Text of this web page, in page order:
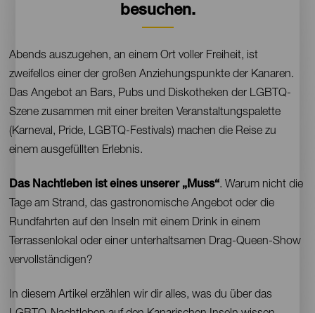
besuchen.
Contenido
Abends auszugehen, an einem Ort voller Freiheit, ist
zweifellos einer der großen Anziehungspunkte der Kanaren.
Das Angebot an Bars, Pubs und Diskotheken der LGBTQ-
Szene zusammen mit einer breiten Veranstaltungspalette
(Karneval, Pride, LGBTQ-Festivals) machen die Reise zu
einem ausgefüllten Erlebnis.
Das Nachtleben ist eines unserer „Muss“. Warum nicht die
Tage am Strand, das gastronomische Angebot oder die
Rundfahrten auf den Inseln mit einem Drink in einem
Terrassenlokal oder einer unterhaltsamen Drag-Queen-Show
vervollständigen?
In diesem Artikel erzählen wir dir alles, was du über das